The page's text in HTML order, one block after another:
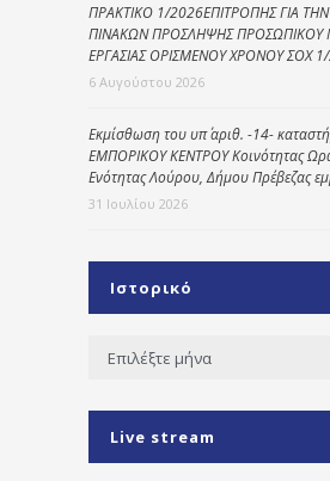
ΠΡΑΚΤΙΚΟ 1/2026ΕΠΙΤΡΟΠΗΣ ΓΙΑ
ΠΙΝΑΚΩΝ ΠΡΟΣΛΗΨΗΣ ΠΡΟΣΩΠΙΚΟΥ
ΕΡΓΑΣΙΑΣ ΟΡΙΣΜΕΝΟΥ ΧΡΟΝΟΥ ΣΟΧ
6 Αυγούστου 2026
Εκμίσθωση του υπ΄ αριθ. -14-
ΕΜΠΟΡΙΚΟΥ ΚΕΝΤΡΟΥ Κοινότητας
Ενότητας Λούρου, Δήμου Πρέβεζας
31 Ιουλίου 2026
Ιστορικό
Ιστορικό
Live stream